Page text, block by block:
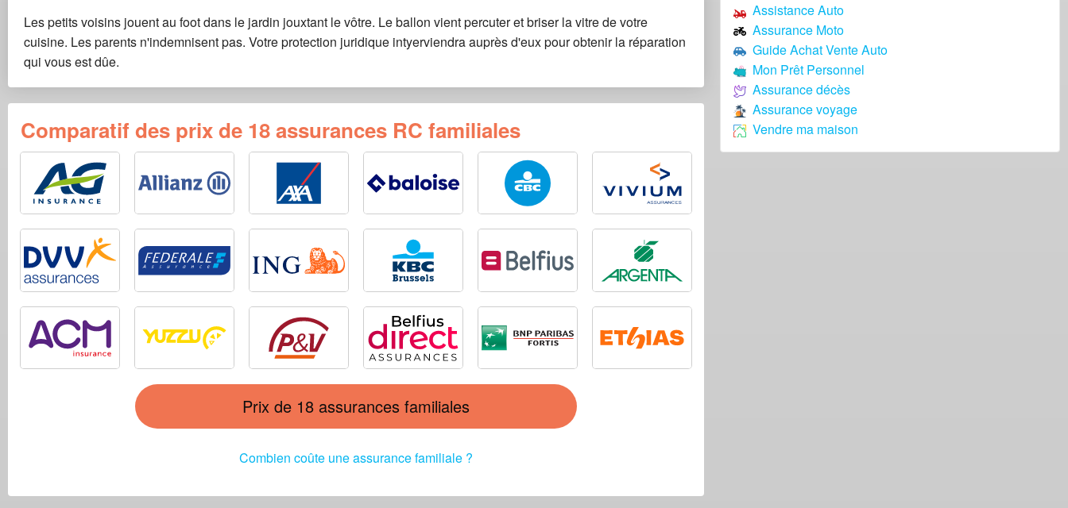
Les petits voisins jouent au foot dans le jardin jouxtant le vôtre. Le ballon vient percuter et briser la vitre de votre
cuisine. Les parents n'indemnisent pas. Votre protection juridique intyerviendra auprès d'eux pour obtenir la réparation
qui vous est dûe.
Comparatif des prix de 18 assurances RC familiales
Prix de 18 assurances familiales
Combien coûte une assurance familiale ?
Assistance Auto
Assurance Moto
Guide Achat Vente Auto
Mon Prêt Personnel
Assurance décès
Assurance voyage
Vendre ma maison